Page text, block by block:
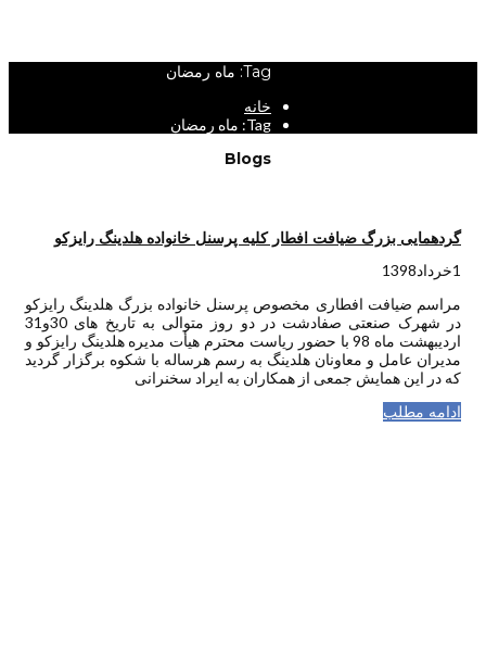
Tag: ماه رمضان
خانه
Tag: ماه رمضان
Blogs
گردهمایی بزرگ ضیافت افطار کلیه پرسنل خانواده هلدینگ رایزکو
1خرداد1398
مراسم ضیافت افطاری مخصوص پرسنل خانواده بزرگ هلدینگ رایزکو
در شهرک صنعتی صفادشت در دو روز متوالی به تاریخ های 30و31
اردیبهشت ماه 98 با حضور ریاست محترم هیأت مدیره هلدینگ رایزکو و
مدیران عامل و معاونان هلدینگ به رسم هرساله با شکوه برگزار گردید
که در این همایش جمعی از همکاران به ایراد سخنرانی
ادامه مطلب